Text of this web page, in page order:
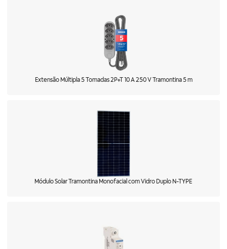
Extensão Múltipla 5 Tomadas 2P+T 10 A 250 V Tramontina 5 m
Módulo Solar Tramontina Monofacial com Vidro Duplo N-TYPE